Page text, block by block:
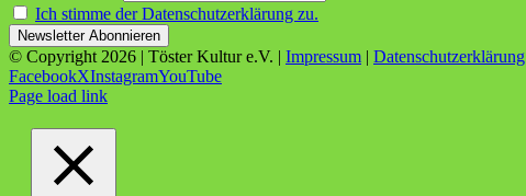
Ich stimme der Datenschutzerklärung zu.
© Copyright 2026 | Töster Kultur e.V. | Impressum | Datenschutzerklärung
FacebookXInstagramYouTube
Page load link